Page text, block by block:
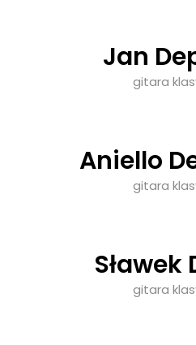
Jan
gitara
Aniello
gitara
Sławek
gitara